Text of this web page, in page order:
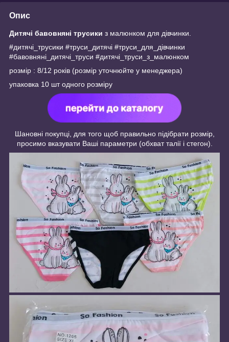
Опис
Дитячі бавовняні трусики з малюнком для дівчинки.
#дитячі_трусики #труси_дитячі #труси_для_дівчинки
#бавовняні_дитячі_труси #дитячі_труси_з_малюнком
розмір : 8/12 років (розмір уточнюйте у менеджера)
упаковка 10 шт одного розміру
Шановні покупці, для того щоб правильно підібрати розмір,
просимо вказувати Ваші параметри (обхват талії і стегон).